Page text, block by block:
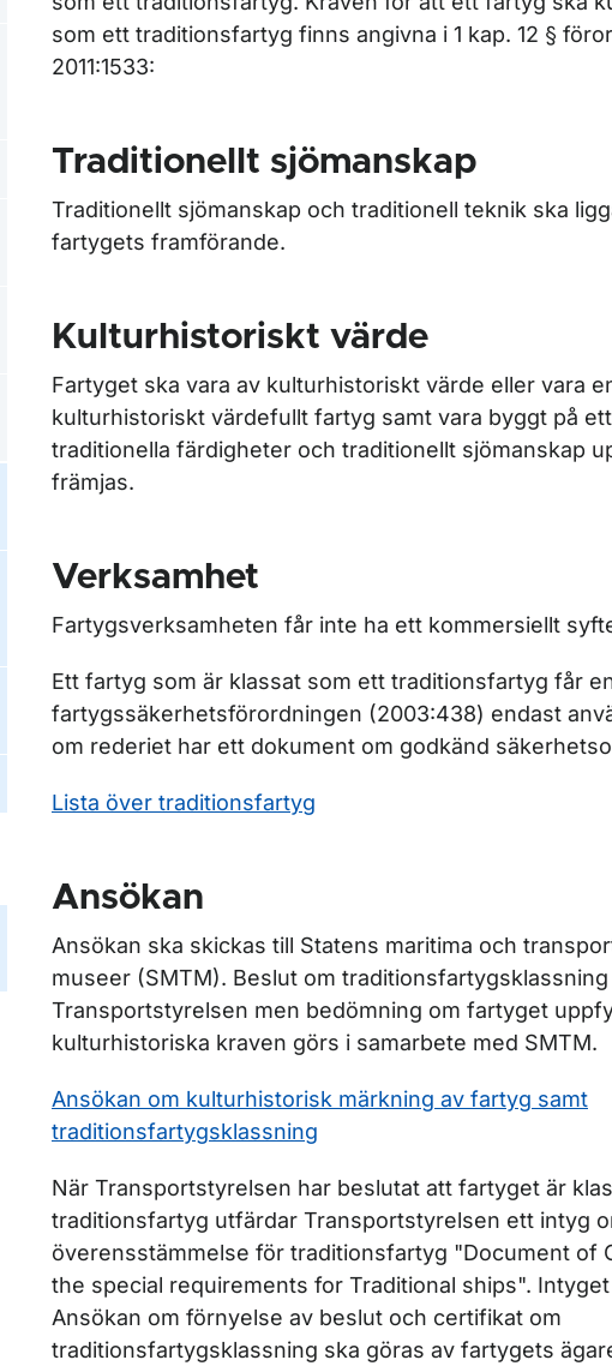
för Inflaggning, nybyggnad och ombyggnad
för Utrustning på fartyg
för Inspektion av utländska fartyg
för Fartyg i inlandssjöfart (inre vattenvägar)
för Rederi och fartygsarbete
för Sjösäkerhetsarbete (säkerhetsorganisation)
för Arbetsmiljö på fartyg och MLC
för Traditionsfartyg
för Igenkänningssignal och IMO-nummer
som ett traditionsfartyg finns angivna i 1 kap. 12 §
2011:1533:
Traditionellt sjömanskap
Traditionellt sjömanskap och traditionell teknik ska
fartygets framförande.
Kulturhistoriskt värde
Fartyget ska vara av kulturhistoriskt värde eller vara
kulturhistoriskt värdefullt fartyg samt vara byggt på
traditionella färdigheter och traditionellt sjömanskap
främjas.
Verksamhet
Fartygsverksamheten får inte ha ett kommersiellt
Ett fartyg som är klassat som ett traditionsfartyg får
fartygssäkerhetsförordningen (2003:438) endast
om rederiet har ett dokument om godkänd
Lista över traditionsfartyg
Ansökan
Ansökan ska skickas till Statens maritima och
museer (SMTM). Beslut om
Transportstyrelsen men bedömning om fartyget
kulturhistoriska kraven görs i samarbete med SMTM.
Ansökan om kulturhistorisk märkning av fartyg samt
traditionsfartygsklassning
När Transportstyrelsen har beslutat att fartyget är
traditionsfartyg utfärdar Transportstyrelsen ett intyg
överensstämmelse för traditionsfartyg "Document of
the special requirements for Traditional ships".
Ansökan om förnyelse av beslut och certifikat om
traditionsfartygsklassning ska göras av fartygets